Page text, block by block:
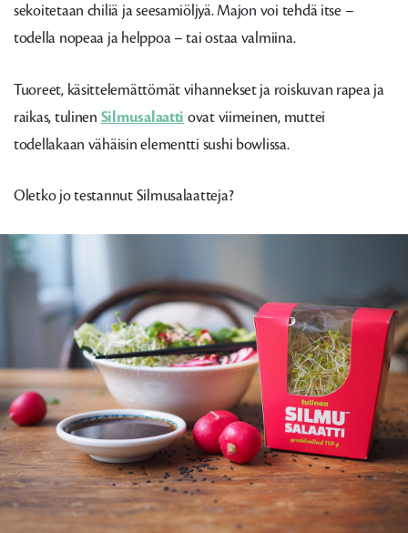
sekoitetaan chiliä ja seesamiöljyä. Majon voi tehdä itse –
todella nopeaa ja helppoa – tai ostaa valmiina.
Tuoreet, käsittelemättömät vihannekset ja roiskuvan rapea ja
raikas, tulinen Silmusalaatti ovat viimeinen, muttei
todellakaan vähäisin elementti sushi bowlissa.
Oletko jo testannut Silmusalaatteja?